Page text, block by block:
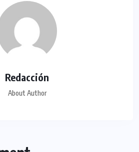
Redacción
About Author